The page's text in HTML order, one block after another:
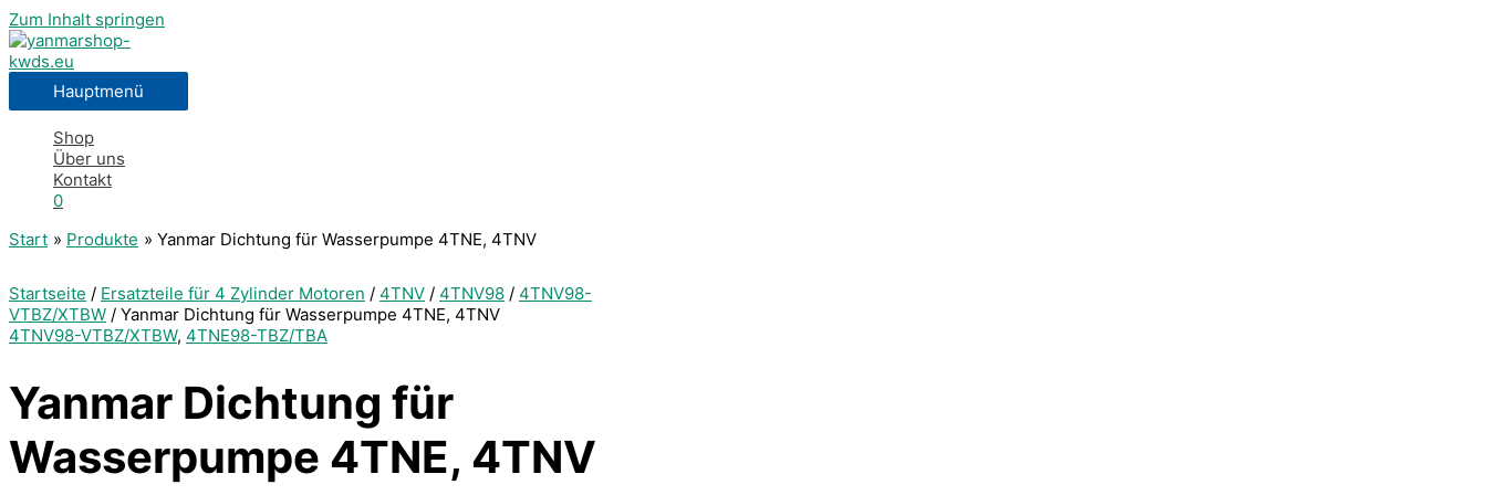
Zum Inhalt springen
Hauptmenü
Shop
Über uns
Kontakt
0
Start
Produkte Yanmar Dichtung für Wasserpumpe 4TNE, 4TNV
Startseite / Ersatzteile für 4 Zylinder Motoren / 4TNV / 4TNV98 / 4TNV98-
VTBZ/XTBW / Yanmar Dichtung für Wasserpumpe 4TNE, 4TNV
4TNV98-VTBZ/XTBW, 4TNE98-TBZ/TBA
Yanmar Dichtung für
Wasserpumpe 4TNE, 4TNV